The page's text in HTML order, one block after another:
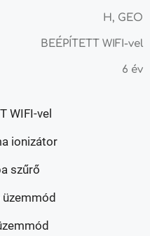
H, GEO
BEÉPÍTETT WIFI-vel
6 év
WIFI-vel
ionizátor
szűrő